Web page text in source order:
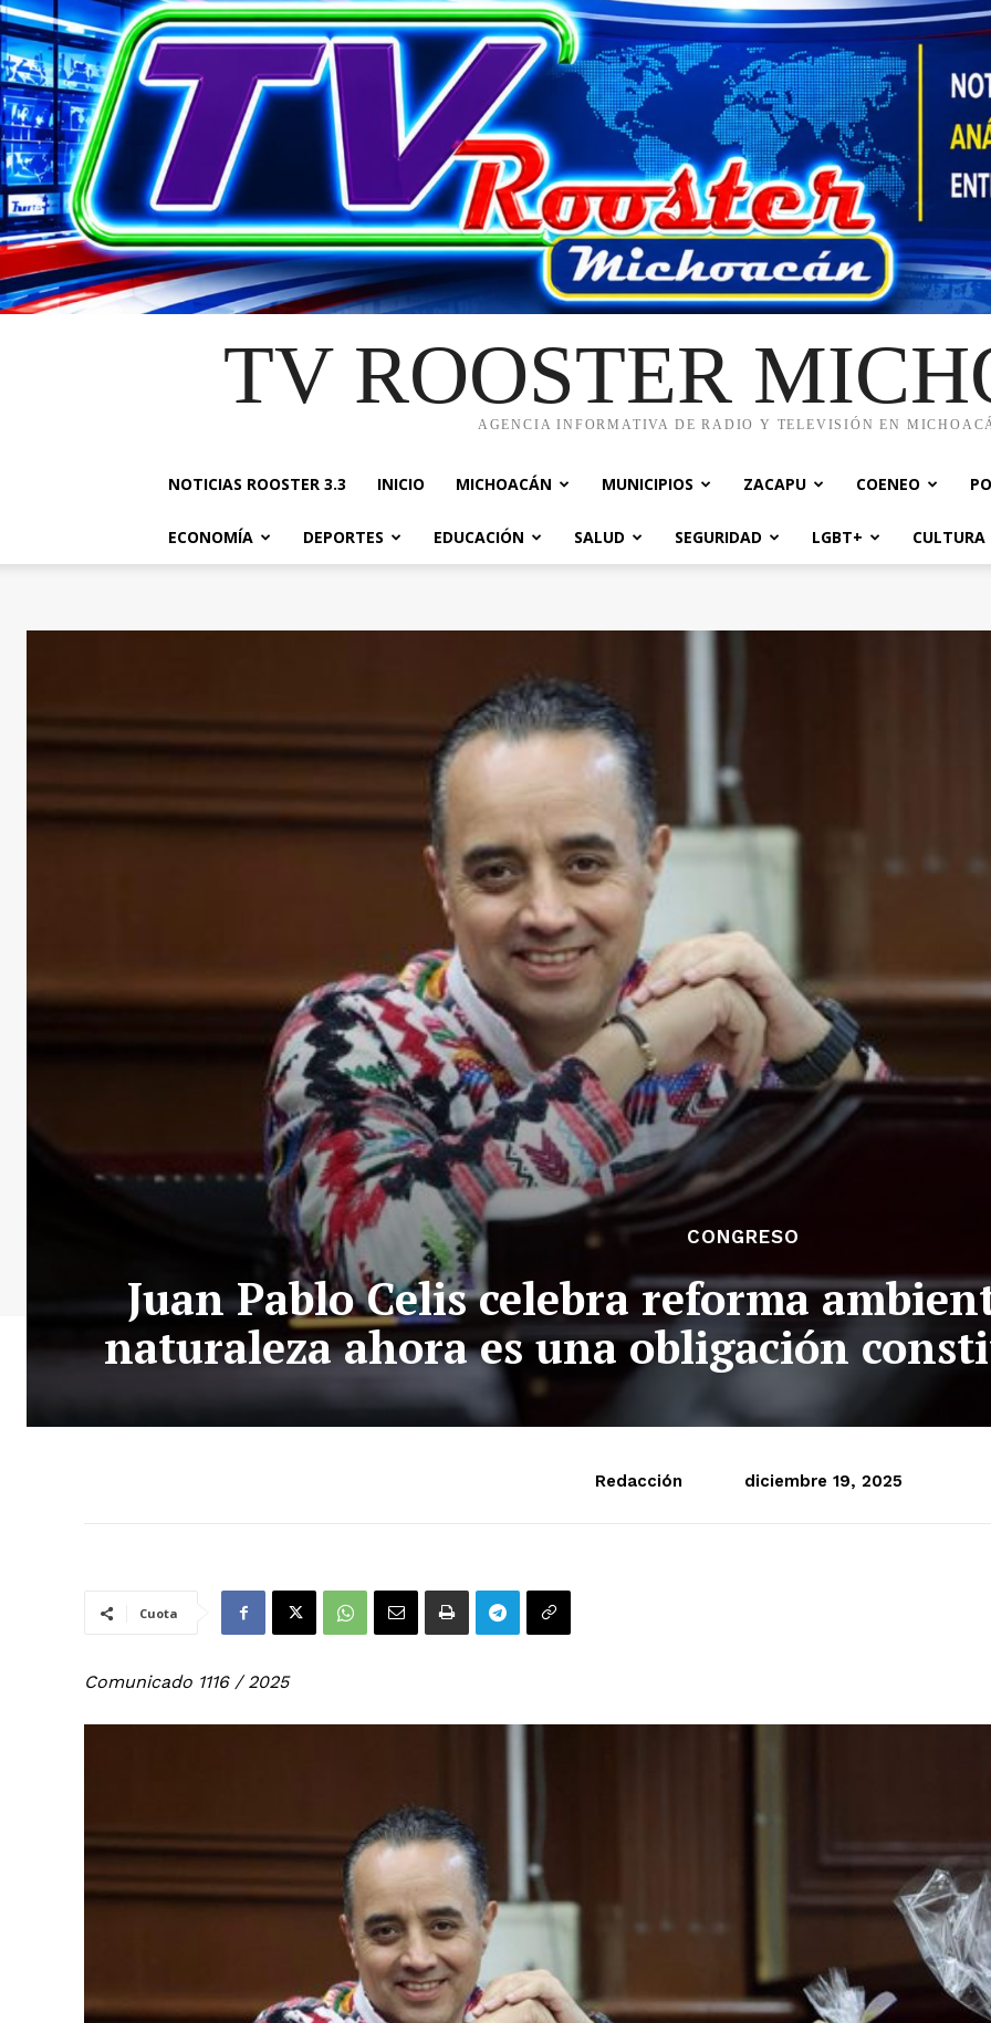
TV ROOSTER
AGENCIA INFORMATIVA DE RADIO Y TELEVISIÓN EN
NOTICIAS ROOSTER 3.3 INICIO MICHOACÁN MUNICIPIOS ZACAPU COENEO
ECONOMÍA DEPORTES EDUCACIÓN SALUD SEGURIDAD LGBT+ CULTURA
CONGRESO
Juan Pablo Celis celebra reforma
naturaleza ahora es una obligación
Redacción diciembre 19, 2025
Cuota
Comunicado 1116 / 2025